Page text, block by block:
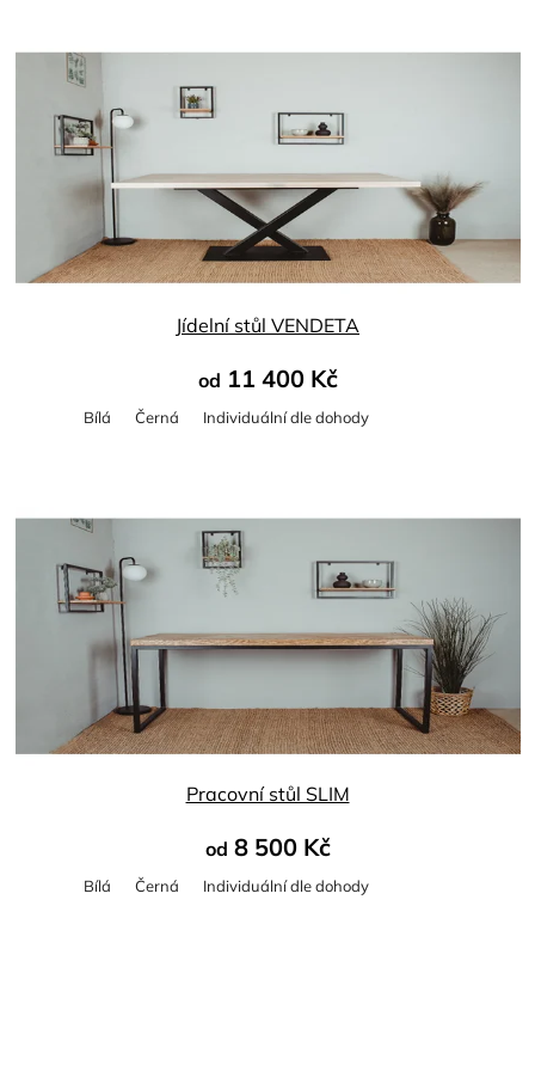
je
z
5
hvězdiček.
Jídelní stůl VENDETA
produktu
4,6
z
hvězdiček.
od 11 400 Kč
Bílá Černá Individuální dle dohody
Pracovní stůl SLIM
od 8 500 Kč
Bílá Černá Individuální dle dohody